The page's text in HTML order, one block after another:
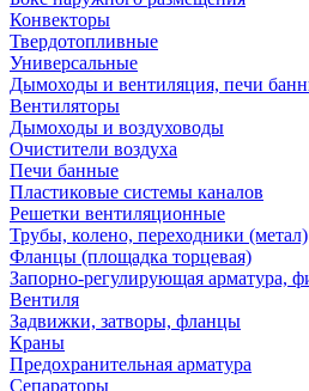
Конвекторы
Твердотопливные
Универсальные
Дымоходы и вентиляция, печи
Вентиляторы
Дымоходы и воздуховоды
Очистители воздуха
Печи банные
Пластиковые системы каналов
Решетки вентиляционные
Трубы, колено, переходники (метал)
Фланцы (площадка торцевая)
Запорно-регулирующая арматура,
Вентиля
Задвижки, затворы, фланцы
Краны
Предохранительная арматура
Сепараторы